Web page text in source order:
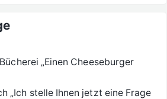
„Einen Cheeseburger
„Ich stelle Ihnen jetzt eine Frage